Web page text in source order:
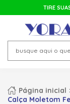
TIRE
Página inicial
Calça Moletom